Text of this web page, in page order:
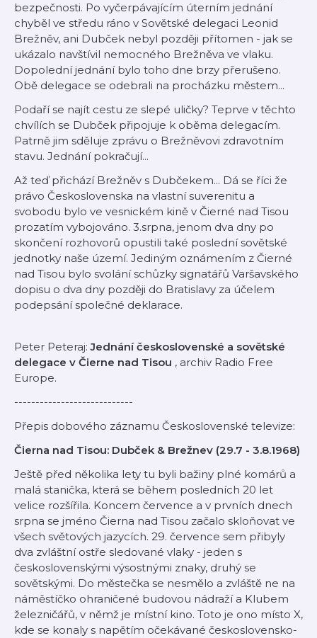
bezpečnosti. Po vyčerpávajícím úterním jednání
chyběl ve středu ráno v Sovětské delegaci Leonid
Brežněv, ani Dubček nebyl později přítomen - jak se
ukázalo navštívil nemocného Brežněva ve vlaku.
Dopolední jednání bylo toho dne brzy přerušeno.
Obě delegace se odebrali na procházku městem...
Podaří se najít cestu ze slepé uličky? Teprve v těchto
chvílích se Dubček připojuje k oběma delegacím.
Patrně jim sděluje zprávu o Brežněvovi zdravotním
stavu. Jednání pokračují...
Až teď přichází Brežněv s Dubčekem... Dá se říci že
právo Československa na vlastní suverenitu a
svobodu bylo ve vesnickém kině v Čierné nad Tisou
prozatím vybojováno. 3.srpna, jenom dva dny po
skončení rozhovorů opustili také poslední sovětské
jednotky naše území. Jediným oznámením z Čierné
nad Tisou bylo svolání schůzky signatářů Varšavského
dopisu o dva dny později do Bratislavy za účelem
podepsání společné deklarace.
Peter Peteraj:Jednání československé a sovětské
delegace v Čierne nad Tisou , archiv Radio Free
Europe.
----------------------------
Přepis dobového záznamu Československé televize:
Čierna nad Tisou: Dubček & Brežnev (29.7 - 3.8.1968)
Ještě před několika lety tu byli bažiny plné komárů a
malá stanička, která se během posledních 20 let
velice rozšířila. Koncem července a v prvních dnech
srpna se jméno Čierna nad Tisou začalo skloňovat ve
všech světových jazycích. 29. července sem přibyly
dva zvláštní ostře sledované vlaky - jeden s
československými výsostnými znaky, druhý se
sovětskými. Do městečka se nesmělo a zvláště ne na
náměstíčko ohraničené budovou nádraží a Klubem
železničářů, v němž je místní kino. Toto je ono místo X,
kde se konaly s napětím očekávané československo-